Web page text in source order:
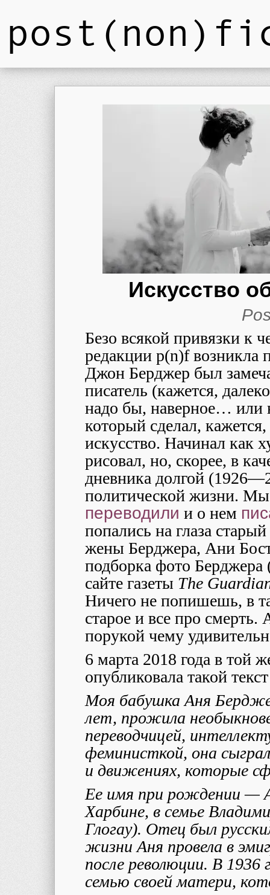
Искусство
Безо всякой привязки к
редакции p(n)f возникла
Джон Берджер был
писатель (кажется,
надо бы, наверное… или
который сделал,
искусство. Начинал как
рисовал, но, скорее, в
дневника долгой
политической жизни.
переводили и о нем
попались на глаза
жены Берджера, Ани
подборка фото Берджера
сайте газеты The
Ничего не попишешь, в
старое и все про
порукой чему
6 марта 2018 года в той
опубликовала такой
Моя бабушка Аня
лет, прожила
переводчицей,
феминисткой, она
и движениях, которые
Ее имя при рождении —
Харбине, в семье
Глогау). Отец был
жизни Аня провела в
после революции. В 1936
семью своей матери,